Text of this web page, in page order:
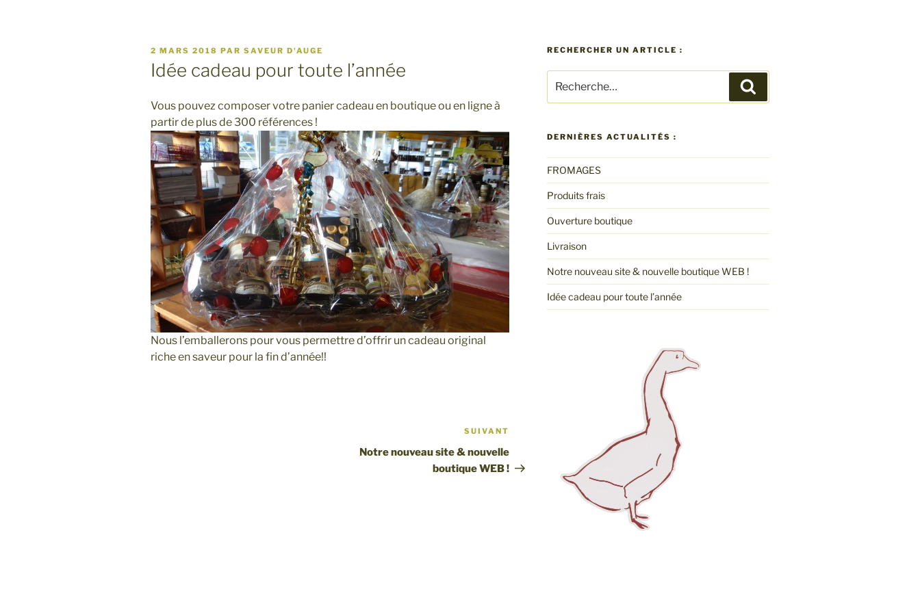
PUBLIÉ
LE
2 MARS 2018 PAR SAVEUR D'AUGE
Idée cadeau pour toute l’année
Vous pouvez composer votre panier cadeau en boutique ou en ligne à
partir de plus de 300 références !
Nous l’emballerons pour vous permettre d’offrir un cadeau original
riche en saveur pour la fin d’année!!
suivant
SUIVANT
Notre nouveau site & nouvelle
boutique WEB !
RECHERCHER UN ARTICLE :
pour
:
DERNIÈRES ACTUALITÉS :
FROMAGES
Produits frais
Ouverture boutique
Livraison
Notre nouveau site & nouvelle boutique WEB !
Idée cadeau pour toute l’année